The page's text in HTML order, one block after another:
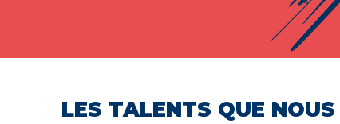
LES TALENTS QUE NOUS